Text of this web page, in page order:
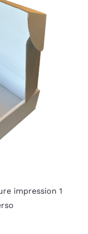
impression 1